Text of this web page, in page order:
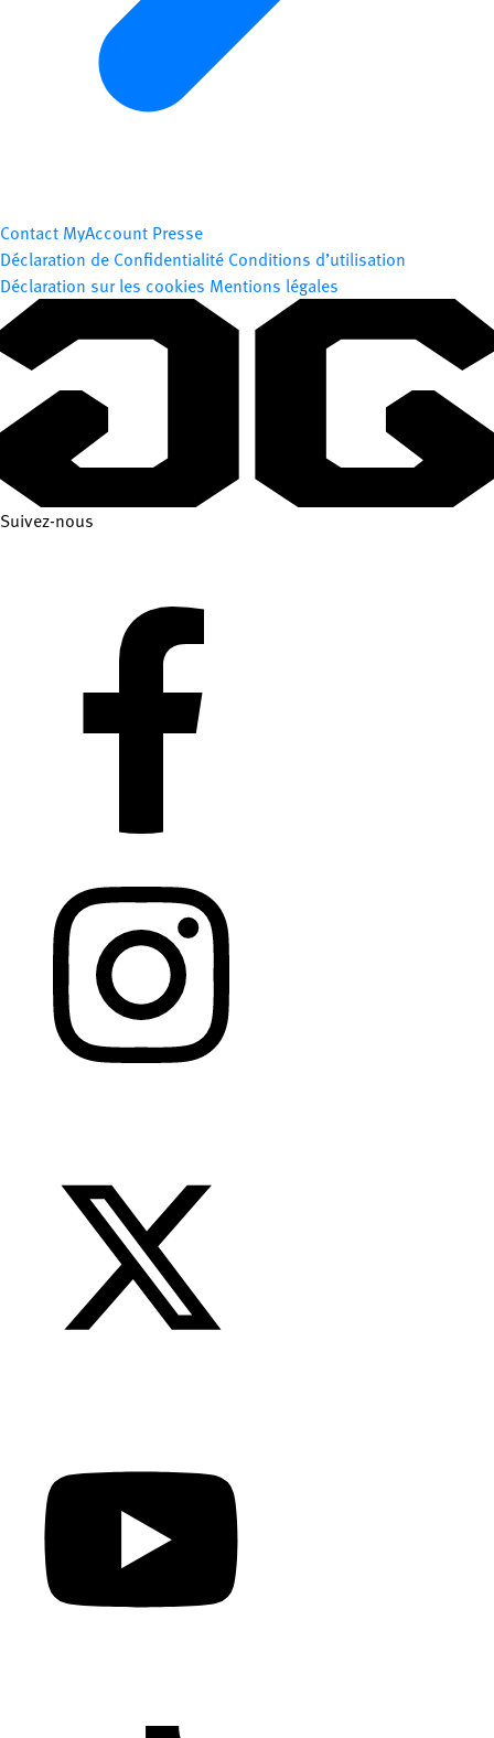
Contact MyAccount Presse
Déclaration de Confidentialité Conditions d’utilisation
Déclaration sur les cookies Mentions légales
Suivez-nous